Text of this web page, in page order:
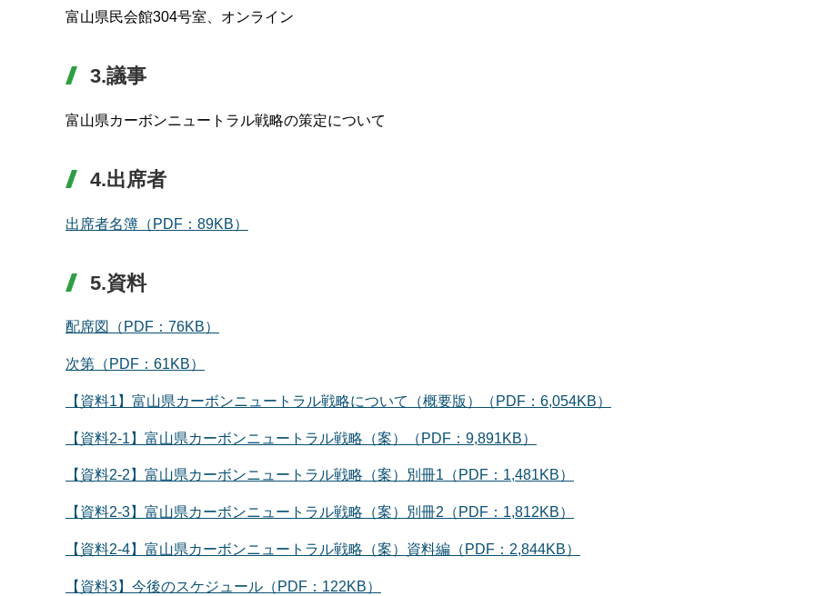
富山県民会館304号室、オンライン
3.議事
富山県カーボンニュートラル戦略の策定について
4.出席者
出席者名簿（PDF：89KB）
5.資料
配席図（PDF：76KB）
次第（PDF：61KB）
【資料1】富山県カーボンニュートラル戦略について（概要版）（PDF：6,054KB）
【資料2-1】富山県カーボンニュートラル戦略（案）（PDF：9,891KB）
【資料2-2】富山県カーボンニュートラル戦略（案）別冊1（PDF：1,481KB）
【資料2-3】富山県カーボンニュートラル戦略（案）別冊2（PDF：1,812KB）
【資料2-4】富山県カーボンニュートラル戦略（案）資料編（PDF：2,844KB）
【資料3】今後のスケジュール（PDF：122KB）